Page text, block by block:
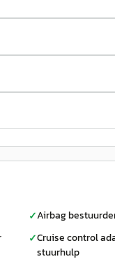
✓Airbag
✓Cruise control
stuurhulp